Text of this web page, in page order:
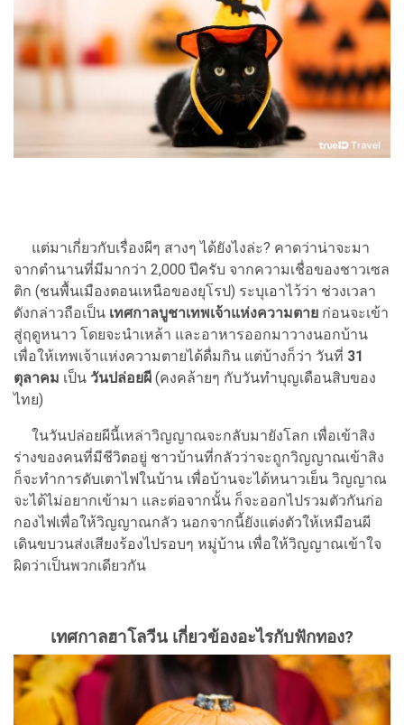
แต่มาเกี่ยวกับเรื่องผีๆ สางๆ ได้ยังไงล่ะ? คาดว่าน่าจะมา
จากตำนานที่มีมากว่า 2,000 ปีครับ จากความเชื่อของชาวเซล
ติก (ชนพื้นเมืองตอนเหนือของยุโรป) ระบุเอาไว้ว่า ช่วงเวลา
ดังกล่าวถือเป็น เทศกาลบูชาเทพเจ้าแห่งความตาย ก่อนจะเข้า
สู่ฤดูหนาว โดยจะนำเหล้า และอาหารออกมาวางนอกบ้าน
เพื่อให้เทพเจ้าแห่งความตายได้ดื่มกิน แต่บ้างก็ว่า วันที่ 31
ตุลาคม เป็น วันปล่อยผี (คงคล้ายๆ กับวันทำบุญเดือนสิบของ
ไทย)
ในวันปล่อยผีนี้เหล่าวิญญาณจะกลับมายังโลก เพื่อเข้าสิง
ร่างของคนที่มีชีวิตอยู่ ชาวบ้านที่กลัวว่าจะถูกวิญญาณเข้าสิง
ก็จะทำการดับเตาไฟในบ้าน เพื่อบ้านจะได้หนาวเย็น วิญญาณ
จะได้ไม่อยากเข้ามา และต่อจากนั้น ก็จะออกไปรวมตัวกันก่อ
กองไฟเพื่อให้วิญญาณกลัว นอกจากนี้ยังแต่งตัวให้เหมือนผี
เดินขบวนส่งเสียงร้องไปรอบๆ หมู่บ้าน เพื่อให้วิญญาณเข้าใจ
ผิดว่าเป็นพวกเดียวกัน
เทศกาลฮาโลวีน เกี่ยวข้องอะไรกับฟักทอง?